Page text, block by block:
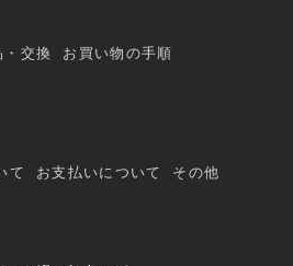
・交換
お買い物の手順
て お支払いについて その他